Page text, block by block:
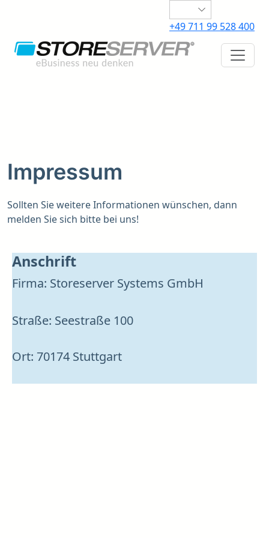
+49 711 99 528 400
Impressum
Sollten Sie weitere Informationen wünschen, dann
melden Sie sich bitte bei uns!
Anschrift
Firma: Storeserver Systems GmbH
Straße: Seestraße 100
Ort: 70174 Stuttgart